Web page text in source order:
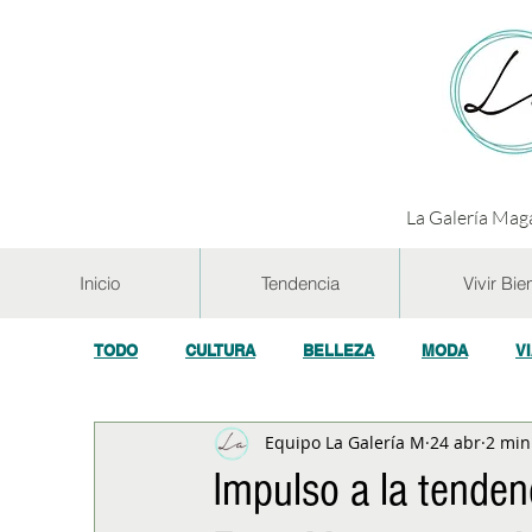
La Galería
Inicio Tendencia Vivir
TODO CULTURA BELLEZA MODA
GASTRONOMÍA Y VINOS SALUD
Impulso a la
Equipo La Galería M 24 abr 2